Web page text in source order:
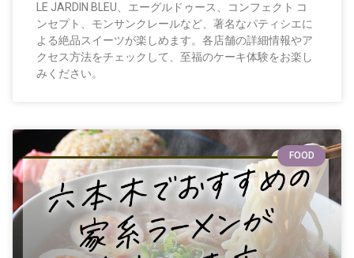
LE JARDIN BLEU、エーグルドゥース、コンフェクト コ
ンセプト、モンサンクレールなど、著名なパティシエに
よる絶品スイーツが楽しめます。各店舗の詳細情報やア
クセス方法をチェックして、至福のケーキ体験をお楽し
みください。
FOOD